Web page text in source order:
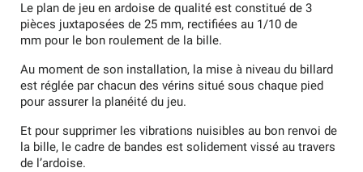
Le plan de jeu en ardoise de qualité est constitué de 3
pièces juxtaposées de 25 mm, rectifiées au 1/10 de
mm pour le bon roulement de la bille.
Au moment de son installation, la mise à niveau du billard
est réglée par chacun des vérins situé sous chaque pied
pour assurer la planéité du jeu.
Et pour supprimer les vibrations nuisibles au bon renvoi de
la bille, le cadre de bandes est solidement vissé au travers
de l’ardoise.